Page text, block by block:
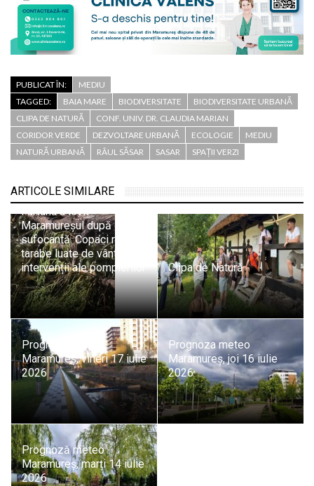
PUBLICAT ÎN:
MEDIU
TAGGED:
BAIA MARE BIODIVERSITATE
BIODIVERSITATE URBANĂ
CLIPA DE NATURĂ
CONF. UNIV. DR. CLAUDIA MARIAN
CORIDOR VERDE
DEZVOLTARE URBANĂ ECOLOGIE
MEDIU
NATURĂ URBANĂ
RÂUL SĂSAR SASAR SPAȚII VERZI
ARTICOLE SIMILARE
Furtuna a lovit
Maramureșul după o zi
sufocantă. Copaci rupți,
tarabe luate de vânt și
intervenții ale pompierilor
Clipa de Natură
Prognoza meteo
Maramureș, vineri 17 iulie
2026
Prognoza meteo
Maramureș, joi 16 iulie
2026
Prognoză meteo
Maramureș, marți 14 iulie
2026